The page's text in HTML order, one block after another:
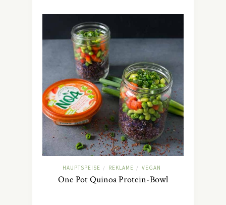
HAUPTSPEISE / REKLAME / VEGAN
One Pot Quinoa Protein-Bowl